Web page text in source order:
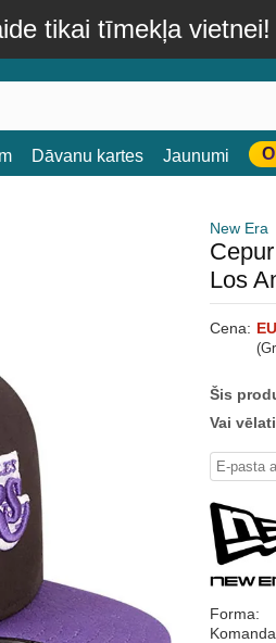
tikai tīmekļa vietnei!
Dāvanu kartes Jaunumi
New Era
Los
Cena:
Šis
Vai
Forma: